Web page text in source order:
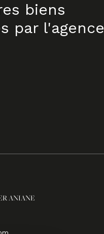
biens
par l'agence
ANIANE